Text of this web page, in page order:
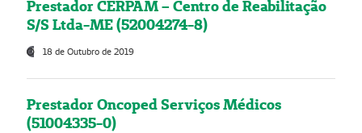
Prestador CERPAM – Centro de Reabilitação
S/S Ltda-ME (52004274-8)
18 de Outubro de 2019
Prestador Oncoped Serviços Médicos
(51004335-0)